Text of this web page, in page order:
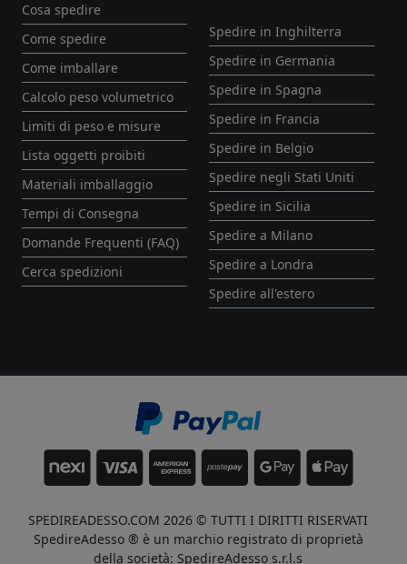
Cosa spedire
Come spedire
Come imballare
Calcolo peso volumetrico
Limiti di peso e misure
Lista oggetti proibiti
Materiali imballaggio
Tempi di Consegna
Domande Frequenti (FAQ)
Cerca spedizioni
Spedire in Inghilterra
Spedire in Germania
Spedire in Spagna
Spedire in Francia
Spedire in Belgio
Spedire negli Stati Uniti
Spedire in Sicilia
Spedire a Milano
Spedire a Londra
Spedire all'estero
SPEDIREADESSO.COM 2026 © TUTTI I DIRITTI RISERVATI
SpedireAdesso ® è un marchio registrato di proprietà
della società: SpedireAdesso s.r.l.s